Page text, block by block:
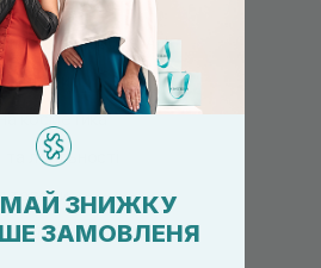
від 3000 UAH
оплати
косметика
лояльності
товари
косметологів
ЗНИЖКУ
ЗАМОВЛЕНЯ